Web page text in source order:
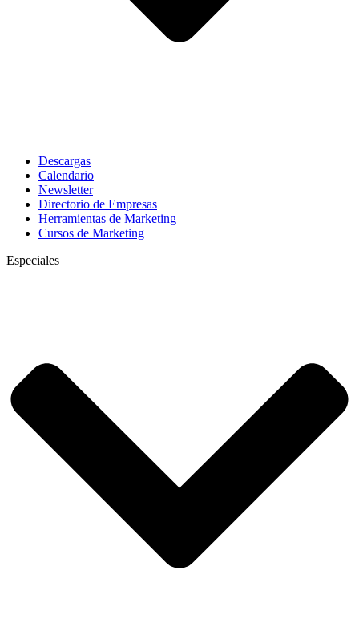
Descargas
Calendario
Newsletter
Directorio de Empresas
Herramientas de Marketing
Cursos de Marketing
Especiales